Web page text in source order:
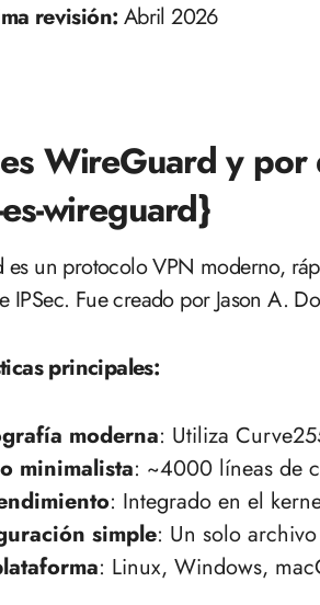
revisión: Abril 2026
WireGuard y por
wireguard}
un protocolo VPN moderno,
IPSec. Fue creado por Jason A.
principales:
moderna: Utiliza
minimalista: ~4000 líneas de
: Integrado en el
simple: Un solo
: Linux, Windows,